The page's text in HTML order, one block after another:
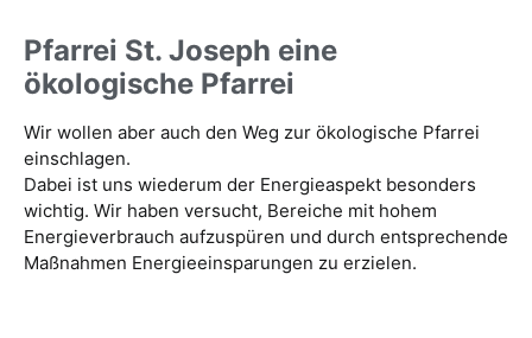
Pfarrei St. Joseph eine
ökologische Pfarrei
Wir wollen aber auch den Weg zur ökologische Pfarrei
einschlagen.
Dabei ist uns wiederum der Energieaspekt besonders
wichtig. Wir haben versucht, Bereiche mit hohem
Energieverbrauch aufzuspüren und durch entsprechende
Maßnahmen Energieeinsparungen zu erzielen.